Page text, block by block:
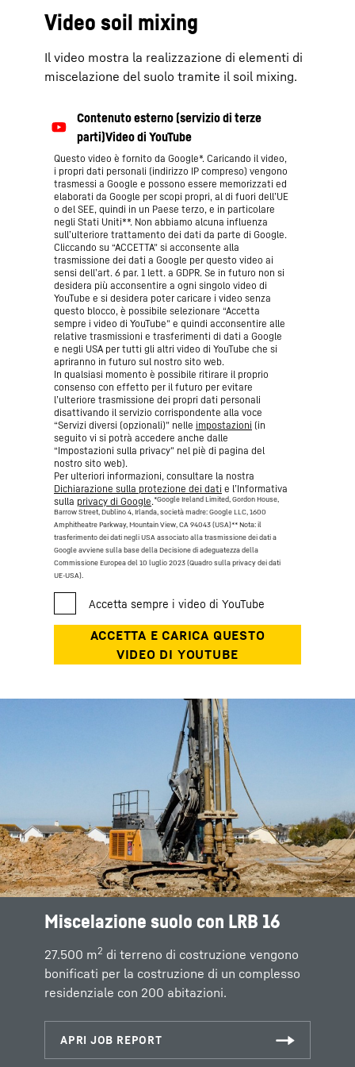
Video soil mixing
Il video mostra la realizzazione di elementi di
miscelazione del suolo tramite il soil mixing.
Questo video è fornito da Google*. Caricando il video,
i propri dati personali (indirizzo IP compreso) vengono
trasmessi a Google e possono essere memorizzati ed
elaborati da Google per scopi propri, al di fuori dell’UE
o del SEE, quindi in un Paese terzo, e in particolare
negli Stati Uniti**. Non abbiamo alcuna influenza
sull’ulteriore trattamento dei dati da parte di Google.
Cliccando su “ACCETTA” si acconsente alla
trasmissione dei dati a Google per questo video ai
sensi dell’art. 6 par. 1 lett. a GDPR. Se in futuro non si
desidera più acconsentire a ogni singolo video di
YouTube e si desidera poter caricare i video senza
questo blocco, è possibile selezionare “Accetta
sempre i video di YouTube” e quindi acconsentire alle
relative trasmissioni e trasferimenti di dati a Google
e negli USA per tutti gli altri video di YouTube che si
apriranno in futuro sul nostro sito web.
In qualsiasi momento è possibile ritirare il proprio
consenso con effetto per il futuro per evitare
l’ulteriore trasmissione dei propri dati personali
disattivando il servizio corrispondente alla voce
“Servizi diversi (opzionali)” nelle impostazioni (in
seguito vi si potrà accedere anche dalle
“Impostazioni sulla privacy” nel piè di pagina del
nostro sito web).
Per ulteriori informazioni, consultare la nostra
Dichiarazione sulla protezione dei dati e l’Informativa
sulla privacy di Google.*Google Ireland Limited, Gordon House,
Barrow Street, Dublino 4, Irlanda, società madre: Google LLC, 1600
Amphitheatre Parkway, Mountain View, CA 94043 (USA)** Nota: il
trasferimento dei dati negli USA associato alla trasmissione dei dati a
Google avviene sulla base della Decisione di adeguatezza della
Commissione Europea del 10 luglio 2023 (Quadro sulla privacy dei dati
UE-USA).
Miscelazione suolo con LRB 16
27.500 m2 di terreno di costruzione vengono
bonificati per la costruzione di un complesso
residenziale con 200 abitazioni.